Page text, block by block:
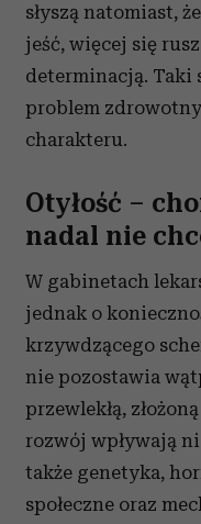
słyszą natomiast,
jeść, więcej się
determinacją. Taki
problem
charakteru.
Otyłość –
nadal nie
W gabinetach
jednak o
krzywdzącego
nie pozostawia
przewlekłą,
rozwój wpływają
także genetyka,
społeczne oraz